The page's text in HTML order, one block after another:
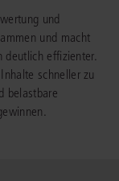
und
und macht
deutlich effizienter.
schneller zu
belastbare